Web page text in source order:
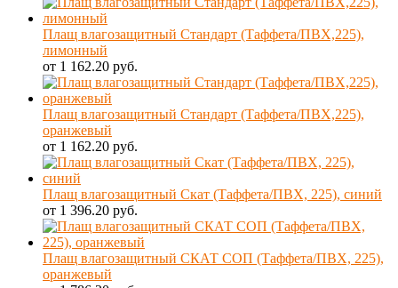
Плащ влагозащитный Стандарт (Таффета/ПВХ,225),
лимонный
от 1 162.20 руб.
Плащ влагозащитный Стандарт (Таффета/ПВХ,225),
оранжевый
от 1 162.20 руб.
Плащ влагозащитный Скат (Таффета/ПВХ, 225), синий
от 1 396.20 руб.
Плащ влагозащитный СКАТ СОП (Таффета/ПВХ, 225),
оранжевый